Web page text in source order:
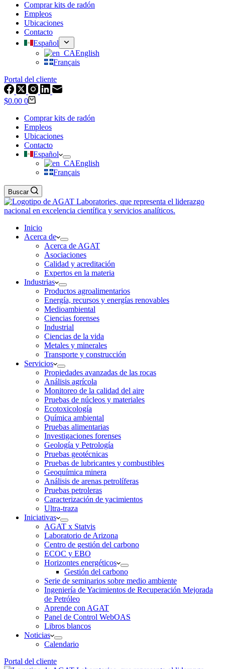
Comprar kits de radón
Empleos
Ubicaciones
Contacto
Español
English
Français
Portal del cliente
Carrito
compras
$0.00 0
Comprar kits de radón
Empleos
Ubicaciones
Contacto
Español
English
Français
Buscar
Inicio
Acerca de
Acerca de AGAT
Asociaciones
Calidad y acreditación
Expertos en la materia
Industrias
Productos agroalimentarios
Energía, recursos y energías renovables
Medioambiental
Ciencias forenses
Industrial
Ciencias de la vida
Metales y minerales
Transporte y construcción
Servicios
Propiedades avanzadas de las rocas
Análisis agrícola
Monitoreo de la calidad del aire
Pruebas de núcleos y materiales
Ecotoxicología
Química ambiental
Pruebas alimentarias
Investigaciones forenses
Geología y Petrología
Pruebas geotécnicas
Pruebas de lubricantes y combustibles
Geoquímica minera
Análisis de arenas petrolíferas
Pruebas petroleras
Caracterización de yacimientos
Ultra-traza
Iniciativas
AGAT x Statvis
Laboratorio de Arizona
Centro de gestión del carbono
ECOC y EBO
Horizontes energéticos
Gestión del carbono
Serie de seminarios sobre medio ambiente
Ingeniería de Yacimientos de Recuperación Mejorada
de Petróleo
Aprende con AGAT
Panel de Control WebOAS
Libros blancos
Noticias
Calendario
Portal del cliente